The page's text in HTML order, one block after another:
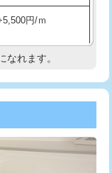
円
22,000円
円
円
円/ｍ
地調査
円
なれます。